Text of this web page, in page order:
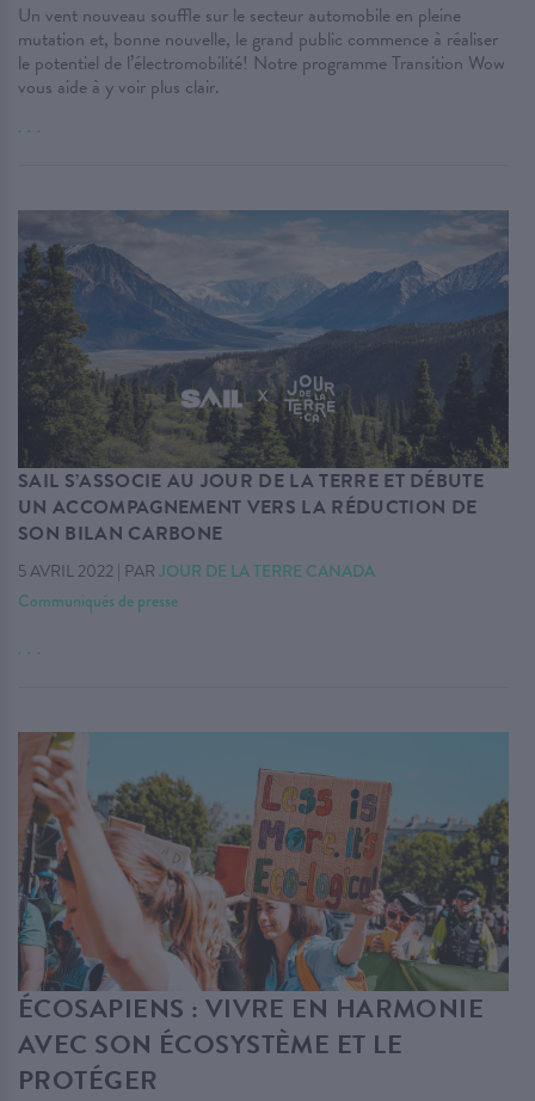
Un vent nouveau souffle sur le secteur automobile en pleine
mutation et, bonne nouvelle, le grand public commence à réaliser
le potentiel de l’électromobilité! Notre programme Transition Wow
vous aide à y voir plus clair.
. . .
SAIL S’ASSOCIE AU JOUR DE LA TERRE ET DÉBUTE
UN ACCOMPAGNEMENT VERS LA RÉDUCTION DE
SON BILAN CARBONE
5 AVRIL 2022 | PAR JOUR DE LA TERRE CANADA
Communiqués de presse
. . .
ÉCOSAPIENS : VIVRE EN HARMONIE
AVEC SON ÉCOSYSTÈME ET LE
PROTÉGER